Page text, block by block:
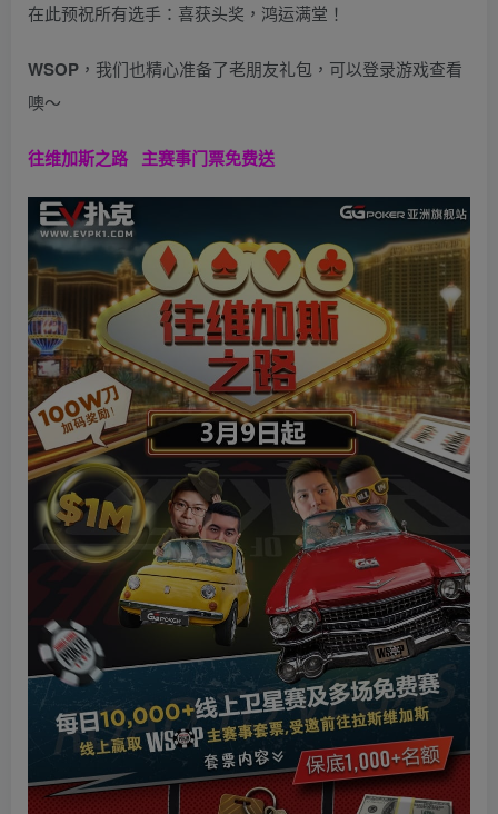
在此预祝所有选手：喜获头奖，鸿运满堂！
WSOP ，我们也精心准备了老朋友礼包，可以登录游戏查看
噢～
往维加斯之路 主赛事门票免费送